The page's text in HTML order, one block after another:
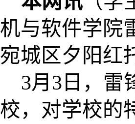
机与软件学院
宛城区夕阳红
3月3日，雷
校，对学校的